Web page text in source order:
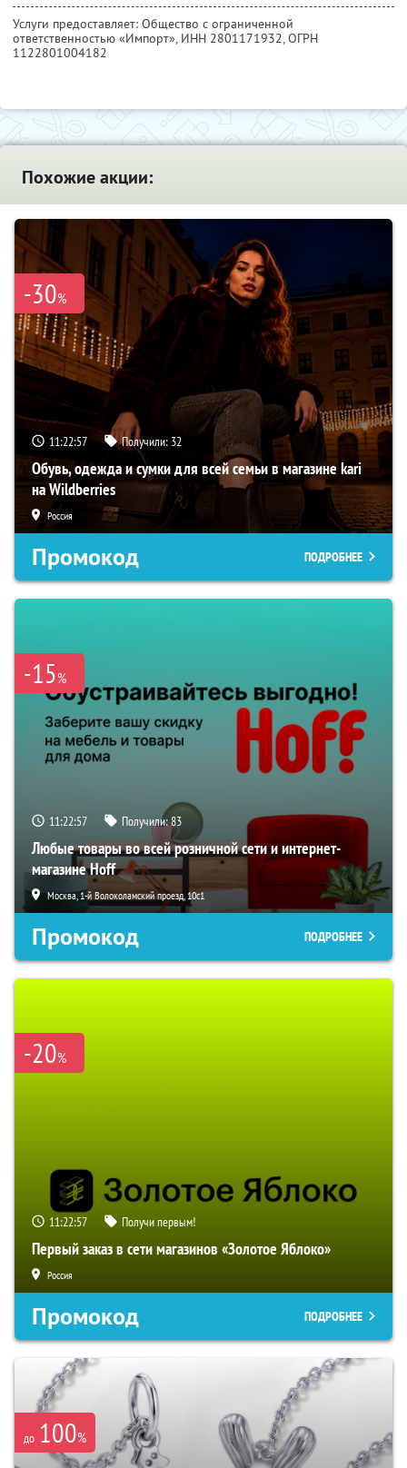
Услуги предоставляет: Общество с ограниченной
ответственностью «Импорт», ИНН 2801171932, ОГРН
1122801004182
Похожие акции:
-30%
11:22:56 Получили: 32
Обувь, одежда и сумки для всей семьи в магазине kari
на Wildberries
Россия
Промокод ПОДРОБНЕЕ
-15%
11:22:56 Получили:83
Любые товары во всей розничной сети и интернет-
магазине Hoff
Москва, 1-й Волоколамский проезд, 10с1
Промокод ПОДРОБНЕЕ
-20%
11:22:56 Получи первым!
Первый заказ в сети магазинов «Золотое Яблоко»
Россия
Промокод ПОДРОБНЕЕ
до 100%